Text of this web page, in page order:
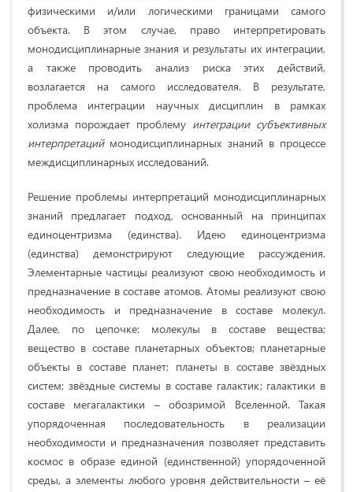
физическими и/или логическими границами самого
объекта. В этом случае, право интерпретировать
монодисциплинарные знания и результаты их интеграции,
а также проводить анализ риска этих действий,
возлагается на самого исследователя. В результате,
проблема интеграции научных дисциплин в рамках
холизма порождает проблему интеграции субъективных
интерпретациймонодисциплинарных знаний в процессе
междисциплинарных исследований.
Решение проблемы интерпретаций монодисциплинарных
знаний предлагает подход, основанный на принципах
единоцентризма (единства). Идею единоцентризма
(единства) демонстрируют следующие рассуждения.
Элементарные частицы реализуют свою необходимость и
предназначение в составе атомов. Атомы реализуют свою
необходимость и предназначение в составе молекул.
Далее, по цепочке: молекулы в составе вещества;
вещество в составе планетарных объектов; планетарные
объекты в составе планет; планеты в составе звёздных
систем; звёздные системы в составе галактик; галактики в
составе мегагалактики – обозримой Вселенной. Такая
упорядоченная последовательность в реализации
необходимости и предназначения позволяет представить
космос в образе единой (единственной) упорядоченной
среды, а элементы любого уровня действительности – её